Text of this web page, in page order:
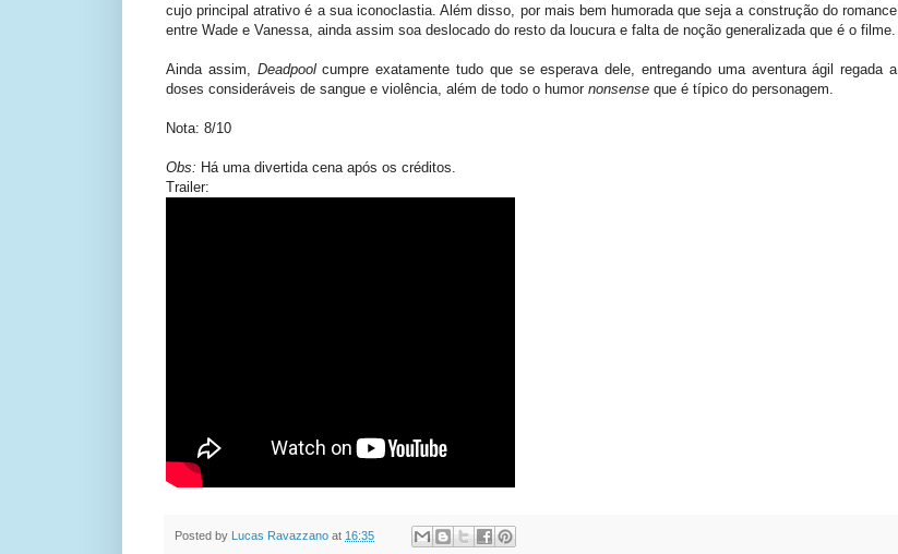
cujo principal atrativo é a sua iconoclastia. Além disso, por mais bem humorada que seja a construção do romance
entre Wade e Vanessa, ainda assim soa deslocado do resto da loucura e falta de noção generalizada que é o filme.
Ainda assim, Deadpoolcumpre exatamente tudo que se esperava dele, entregando uma aventura ágil regada a
doses consideráveis de sangue e violência, além de todo o humor nonsense que é típico do personagem.
Nota: 8/10
Obs: Há uma divertida cena após os créditos.
Trailer:
Posted by Lucas Ravazzano at 16:35